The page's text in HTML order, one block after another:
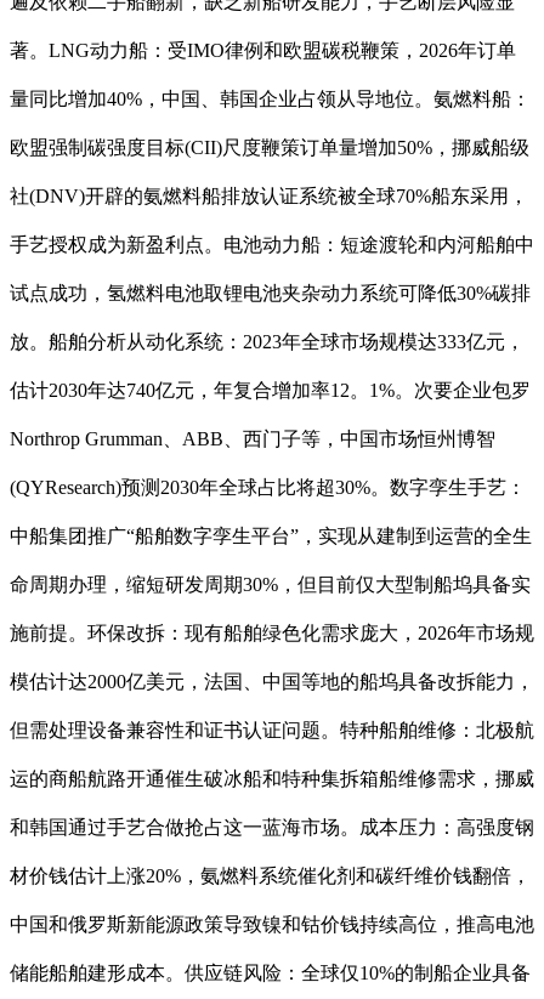
著。LNG动力船：受IMO律例和欧盟碳税鞭策，2026年订单
量同比增加40%，中国、韩国企业占领从导地位。氨燃料船：
欧盟强制碳强度目标(CII)尺度鞭策订单量增加50%，挪威船级
社(DNV)开辟的氨燃料船排放认证系统被全球70%船东采用，
手艺授权成为新盈利点。电池动力船：短途渡轮和内河船舶中
试点成功，氢燃料电池取锂电池夹杂动力系统可降低30%碳排
放。船舶分析从动化系统：2023年全球市场规模达333亿元，
估计2030年达740亿元，年复合增加率12。1%。次要企业包罗
Northrop Grumman、ABB、西门子等，中国市场恒州博智
(QYResearch)预测2030年全球占比将超30%。数字孪生手艺：
中船集团推广“船舶数字孪生平台”，实现从建制到运营的全生
命周期办理，缩短研发周期30%，但目前仅大型制船坞具备实
施前提。环保改拆：现有船舶绿色化需求庞大，2026年市场规
模估计达2000亿美元，法国、中国等地的船坞具备改拆能力，
但需处理设备兼容性和证书认证问题。特种船舶维修：北极航
运的商船航路开通催生破冰船和特种集拆箱船维修需求，挪威
和韩国通过手艺合做抢占这一蓝海市场。成本压力：高强度钢
材价钱估计上涨20%，氨燃料系统催化剂和碳纤维价钱翻倍，
中国和俄罗斯新能源政策导致镍和钴价钱持续高位，推高电池
储能船舶建形成本。供应链风险：全球仅10%的制船企业具备